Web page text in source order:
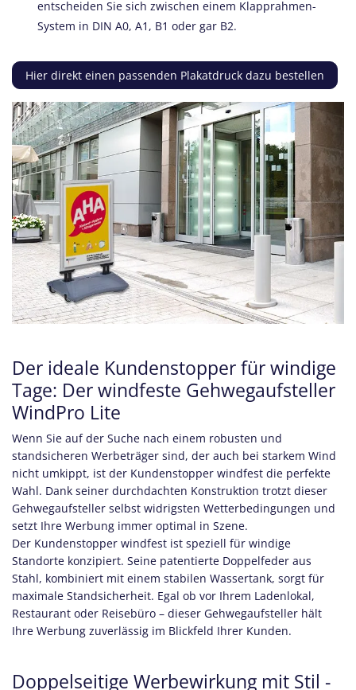
entscheiden Sie sich zwischen einem Klapprahmen-
System in DIN A0, A1, B1 oder gar B2.
Hier direkt einen passenden Plakatdruck dazu bestellen
Der ideale Kundenstopper für windige
Tage: Der windfeste Gehwegaufsteller
WindPro Lite
Wenn Sie auf der Suche nach einem robusten und
standsicheren Werbeträger sind, der auch bei starkem Wind
nicht umkippt, ist der Kundenstopper windfest die perfekte
Wahl. Dank seiner durchdachten Konstruktion trotzt dieser
Gehwegaufsteller selbst widrigsten Wetterbedingungen und
setzt Ihre Werbung immer optimal in Szene.
Der Kundenstopper windfest ist speziell für windige
Standorte konzipiert. Seine patentierte Doppelfeder aus
Stahl, kombiniert mit einem stabilen Wassertank, sorgt für
maximale Standsicherheit. Egal ob vor Ihrem Ladenlokal,
Restaurant oder Reisebüro – dieser Gehwegaufsteller hält
Ihre Werbung zuverlässig im Blickfeld Ihrer Kunden.
Doppelseitige Werbewirkung mit Stil -